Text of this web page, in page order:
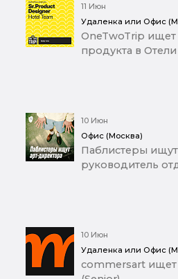
11 Июн
Удаленка или Офис
OneTwoTrip
продукта в Отели
10 Июн
Офис (Москва)
Паблистеры
руководитель
10 Июн
Удаленка или Офис
commersart ищет